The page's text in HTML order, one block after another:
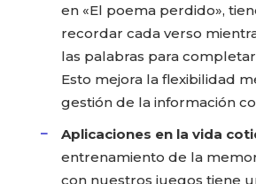
en «El poema perdido»,
recordar cada verso
las palabras para
Esto mejora la flexibilidad
gestión de la información
Aplicaciones en la vida
entrenamiento de la
con nuestros juegos tiene